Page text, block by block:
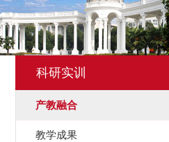
科研实训
产教融合
教学成果